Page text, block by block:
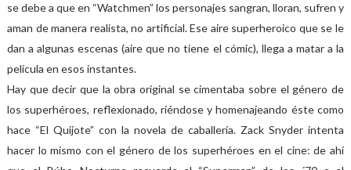
se debe a que en “Watchmen” los personajes sangran, lloran, sufren y
aman de manera realista, no artificial. Ese aire superheroico que se le
dan a algunas escenas (aire que no tiene el cómic), llega a matar a la
película en esos instantes.
Hay que decir que la obra original se cimentaba sobre el género de
los superhéroes, reflexionado, riéndose y homenajeando éste como
hace “El Quijote” con la novela de caballería. Zack Snyder intenta
hacer lo mismo con el género de los superhéroes en el cine: de ahí